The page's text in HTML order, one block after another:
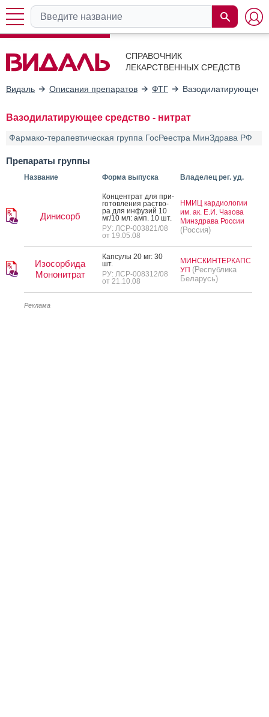
СПРАВОЧНИК
ЛЕКАРСТВЕННЫХ СРЕДСТВ
Видаль Описания препаратов ФТГ Вазодилатирующее
Вазодилатирующее средство - нитрат
Фармако-терапевтическая группа ГосРеестра МинЗдрава РФ
Препараты группы
Название Форма выпуска Владелец рег. уд.
Динисорб
Кон­цен­трат для при­
готов­ле­ния рас­тво­
ра для ин­фу­зий 10
мг/10 мл: амп. 10 шт.
РУ: ЛСР-003821/08
от 19.05.08
НМИЦ кардиологии
им. ак. Е.И. Чазова
Минздрава России
(Россия)
Изосорбида
Мононитрат
Кап­су­лы 20 мг: 30
шт.
РУ: ЛСР-008312/08
от 21.10.08
МИНСКИНТЕРКАПС
УП (Республика
Беларусь)
Реклама